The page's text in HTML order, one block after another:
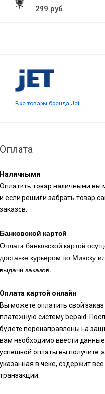
299 руб.
Все товары бренда Jet
Оплата
Наличными
Оплатить товар наличными вы
и если решили забрать товар
заказов.
Банковской картой
Оплата банковской картой
доставке курьером по Минску
выдачи заказов.
Оплата картой онлайн
Вы можете оплатить свой
платежную систему bepaid.
будете перенаправлены на
вам необходимо ввести
успешной оплаты вы получите
указанная в чеке, содержит
транзакции.